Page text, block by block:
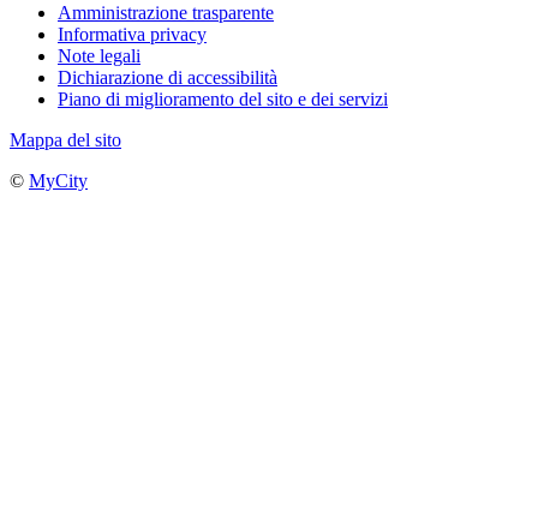
Amministrazione trasparente
Informativa privacy
Note legali
Dichiarazione di accessibilità
Piano di miglioramento del sito e dei servizi
Mappa del sito
© MyCity